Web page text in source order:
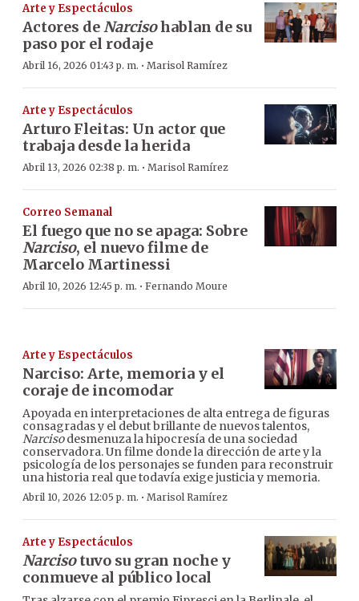
Arte y Espectáculos
Actores deNarcisohablan de su
paso por el rodaje
Abril 16, 2026 01:43 p. m. · Marisol Ramírez
Arte y Espectáculos
Arturo Fleitas: Un actor que
trabaja desde la herida
Abril 13, 2026 02:38 p. m. · Marisol Ramírez
Correo Semanal
El fuego que no se apaga: Sobre
Narciso, el nuevo filme de
Marcelo Martinessi
Abril 10, 2026 12:45 p. m. · Fernando Moure
Arte y Espectáculos
Narciso: Arte, memoria y el
coraje de incomodar
Apoyada en interpretaciones de alta entrega de figuras
consagradas y el debut brillante de nuevos talentos,
Narcisodesmenuza la hipocresía de una sociedad
conservadora. Un filme donde la dirección de arte y la
psicología de los personajes se funden para reconstruir
una historia real que todavía exige justicia y memoria.
Abril 10, 2026 12:05 p. m. · Marisol Ramírez
Arte y Espectáculos
Narcisotuvo su gran noche y
conmueve al público local